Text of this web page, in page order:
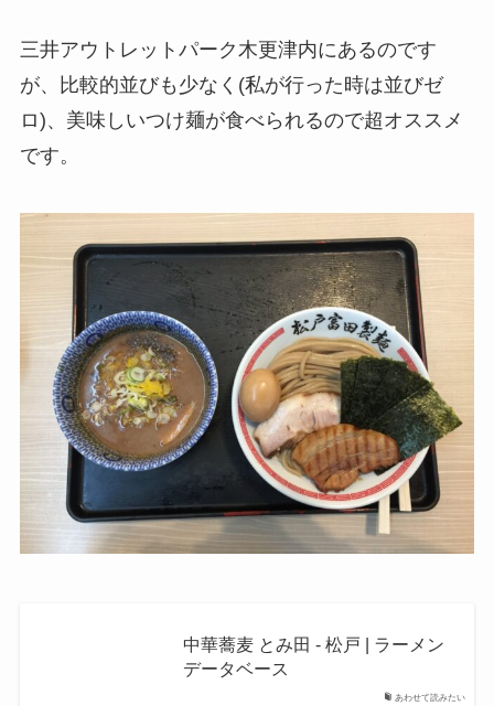
三井アウトレットパーク木更津内にあるのです
が、比較的並びも少なく(私が行った時は並びゼ
ロ)、美味しいつけ麺が食べられるので超オススメ
です。
あわせて読みたい
中華蕎麦 とみ田 - 松戸 | ラーメン
データベース